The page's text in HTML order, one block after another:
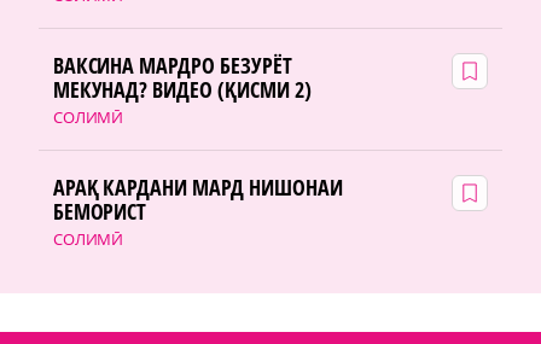
СОЛИМӢ
ВАКСИНА МАРДРО БЕЗУРЁТ
МЕКУНАД? ВИДЕО (ҚИСМИ 2)
СОЛИМӢ
АРАҚ КАРДАНИ МАРД НИШОНАИ
БЕМОРИСТ